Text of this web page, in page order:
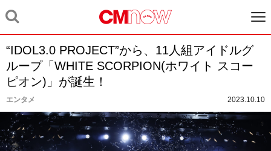
“IDOL3.0 PROJECT”から、11人組アイドルグ
ループ「WHITE SCORPION(ホワイト スコー
ピオン)」が誕生！
エンタメ 2023.10.10